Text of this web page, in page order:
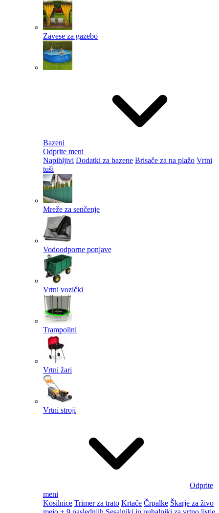
Zavese za gazebo
Bazeni
Odprite meni
Napihljivi Dodatki za bazene Brisače za na plažo Vrtni
tuši
Mreže za senčenje
Vodoodporne ponjave
Vrtni vozički
Trampolini
Vrtni žari
Vrtni stroji
Odprite
meni
Kosilnice Trimer za trato Krtače Črpalke Škarje za živo